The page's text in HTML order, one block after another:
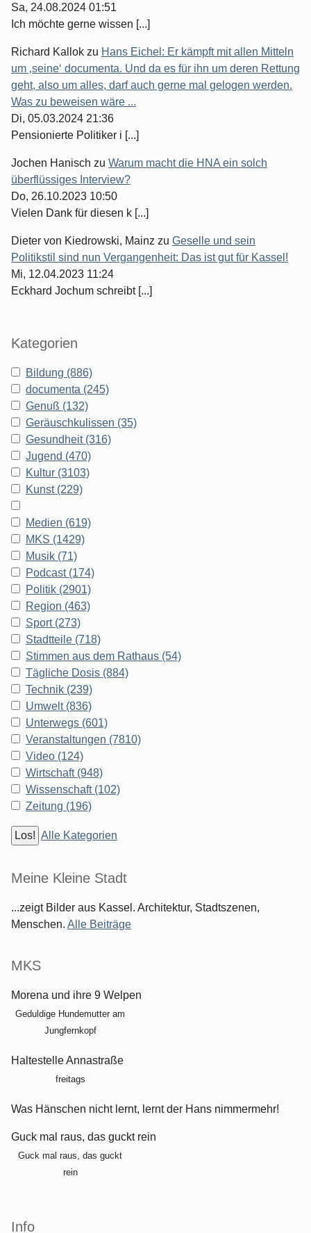
Sa, 24.08.2024 01:51
Ich möchte gerne wissen [...]
Richard Kallok zu Hans Eichel: Er kämpft mit allen Mitteln
um ‚seine‘ documenta. Und da es für ihn um deren Rettung
geht, also um alles, darf auch gerne mal gelogen werden.
Was zu beweisen wäre ...
Di, 05.03.2024 21:36
Pensionierte Politiker i [...]
Jochen Hanisch zu Warum macht die HNA ein solch
überflüssiges Interview?
Do, 26.10.2023 10:50
Vielen Dank für diesen k [...]
Dieter von Kiedrowski, Mainz zu Geselle und sein
Politikstil sind nun Vergangenheit: Das ist gut für Kassel!
Mi, 12.04.2023 11:24
Eckhard Jochum schreibt [...]
Kategorien
Bildung (886)
documenta (245)
Genuß (132)
Geräuschkulissen (35)
Gesundheit (316)
Jugend (470)
Kultur (3103)
Kunst (229)
Medien (619)
MKS (1429)
Musik (71)
Podcast (174)
Politik (2901)
Region (463)
Sport (273)
Stadtteile (718)
Stimmen aus dem Rathaus (54)
Tägliche Dosis (884)
Technik (239)
Umwelt (836)
Unterwegs (601)
Veranstaltungen (7810)
Video (124)
Wirtschaft (948)
Wissenschaft (102)
Zeitung (196)
Alle Kategorien
Meine Kleine Stadt
...zeigt Bilder aus Kassel. Architektur, Stadtszenen,
Menschen. Alle Beiträge
MKS
Morena und ihre 9 Welpen
Geduldige Hundemutter am
Jungfernkopf
Haltestelle Annastraße
freitags
Was Hänschen nicht lernt, lernt der Hans nimmermehr!
Guck mal raus, das guckt rein
Guck mal raus, das guckt
rein
Info